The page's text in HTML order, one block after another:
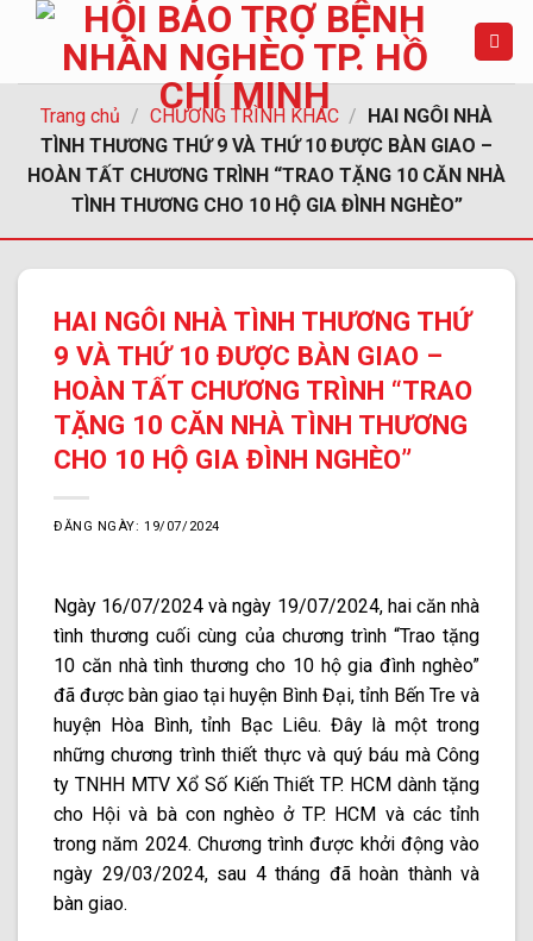
Chuyển
Trang chủ / CHƯƠNG TRÌNH KHÁC / HAI NGÔI NHÀ
TÌNH THƯƠNG THỨ 9 VÀ THỨ 10 ĐƯỢC BÀN GIAO –
HOÀN TẤT CHƯƠNG TRÌNH “TRAO TẶNG 10 CĂN NHÀ
TÌNH THƯƠNG CHO 10 HỘ GIA ĐÌNH NGHÈO”
HAI NGÔI NHÀ TÌNH THƯƠNG THỨ
9 VÀ THỨ 10 ĐƯỢC BÀN GIAO –
HOÀN TẤT CHƯƠNG TRÌNH “TRAO
TẶNG 10 CĂN NHÀ TÌNH THƯƠNG
CHO 10 HỘ GIA ĐÌNH NGHÈO”
ĐĂNG NGÀY: 19/07/2024
Ngày 16/07/2024 và ngày 19/07/2024, hai căn nhà
tình thương cuối cùng của chương trình “Trao tặng
10 căn nhà tình thương cho 10 hộ gia đình nghèo”
đã được bàn giao tại huyện Bình Đại, tỉnh Bến Tre và
huyện Hòa Bình, tỉnh Bạc Liêu. Đây là một trong
những chương trình thiết thực và quý báu mà Công
ty TNHH MTV Xổ Số Kiến Thiết TP. HCM dành tặng
cho Hội và bà con nghèo ở TP. HCM và các tỉnh
trong năm 2024. Chương trình được khởi động vào
ngày 29/03/2024, sau 4 tháng đã hoàn thành và
bàn giao.